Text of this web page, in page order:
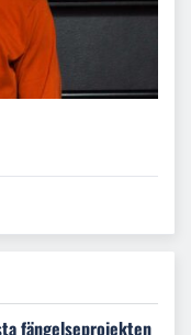
fängelseprojekten